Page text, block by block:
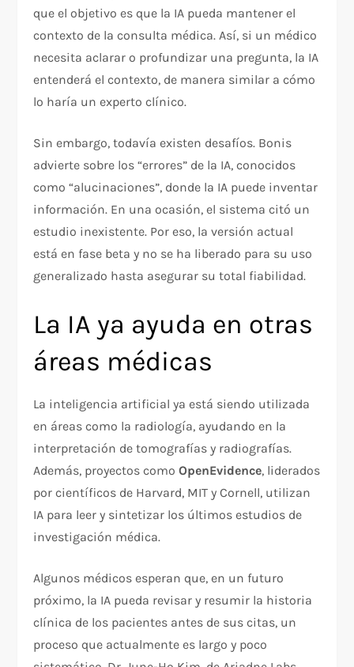
que el objetivo es que la IA pueda mantener el
contexto de la consulta médica. Así, si un médico
necesita aclarar o profundizar una pregunta, la IA
entenderá el contexto, de manera similar a cómo
lo haría un experto clínico.
Sin embargo, todavía existen desafíos. Bonis
advierte sobre los “errores” de la IA, conocidos
como “alucinaciones”, donde la IA puede inventar
información. En una ocasión, el sistema citó un
estudio inexistente. Por eso, la versión actual
está en fase beta y no se ha liberado para su uso
generalizado hasta asegurar su total fiabilidad.
La IA ya ayuda en otras
áreas médicas
La inteligencia artificial ya está siendo utilizada
en áreas como la radiología, ayudando en la
interpretación de tomografías y radiografías.
Además, proyectos comoOpenEvidence, liderados
por científicos de Harvard, MIT y Cornell, utilizan
IA para leer y sintetizar los últimos estudios de
investigación médica.
Algunos médicos esperan que, en un futuro
próximo, la IA pueda revisar y resumir la historia
clínica de los pacientes antes de sus citas, un
proceso que actualmente es largo y poco